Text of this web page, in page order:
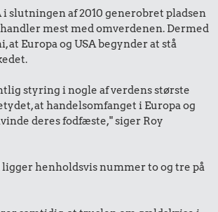
i slutningen af 2010 generobret pladsen
mest med omverdenen. Dermed
at Europa og USA begynder at stå
styring i nogle af verdens største
at handelsomfanget i Europa og
deres fodfæste," siger Roy
ligger henholdsvis nummer to og tre på